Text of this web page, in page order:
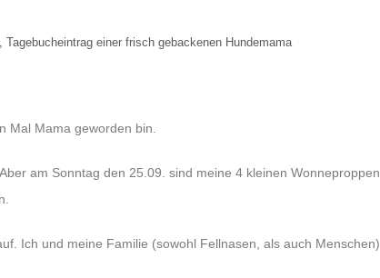
Tagebucheintrag einer frisch gebackenen Hundemama
Mal Mama geworden bin.
am Sonntag den 25.09. sind meine 4 kleinen Wonneproppen
Ich und meine Familie (sowohl Fellnasen, als auch Menschen)